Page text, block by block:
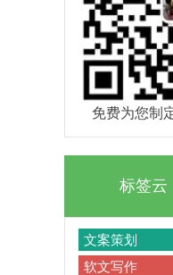
免费为您制
标签云
文案策划
软文写作